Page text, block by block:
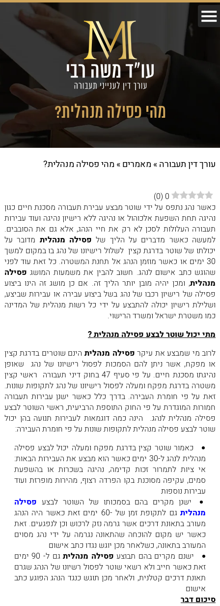
מהי פסילה מנהלית?
עורך דין תעבורה» מאמרים» מהי פסילה מנהלית?
0
(
0
)
כאשר נהג נתפס על ידי שוטר מבצע עבירת תעבורה מסכנת חיים כגון
נהיגה תחת השפעת אלכוהול או נהיגה ללא רישיון נהיגה ועוד עבירות
תעבורה העלולות לסכן לא רק את חיי הנהג, אלא גם את הסובבים.
למעשה כאשר מדברים על הליך של פסילה מנהלית מדובר על
יכולתו של שוטר בדרגת קצין לשלול רישיונו של נהג בו במקום למשך
30 ימים או כאשר מוזמן הנהג אל תחנת המשטרה. כל זאת עוד לפני
שהוגש כתב אישום לנהג. חשוב להבין את משמעות המושג פסילה
מנהלית, ומכן יהיה מובן יותר הליך זה. אם כן מושג זה הינו ביצוע
פסילה של רישיון רכבו של נהג בשל ביצוע עבירה או עבירות שביצע,
ושלילת רישיון יכולה להתבצע על ידי כל רשות מנהלית של המדינה
כמו משטרת ישראל ומשרד הרישוי.
מתי יכול שוטר לבצע פסילה מנהלית ?
לרוב מי שמבצע את עיקר פסילה מנהלית הינם שוטרים בדרגת קצין
או מפקח, אשר ניתן להם הסמכות לפסול רישיונו של נהג שאופן
נהיגתו מסכנת חיים. על פי סעיף 47 בחוק דיני תעבורה ראשי קצין
משטרה בדרגת מפקח ומעלה לפסול רישיונו של נהג לתקופות שונות.
זאת על פי חומרת העבירה. בדרך כלל כאשר ישנן עבירות תעבורה
חמורות המוגדרת על פי החוק התוספת הרביעית, ראשי השוטר לבצע
פסילה מנהלית לנהג. הינה כמה דוגמאות לעבירות תנועה בהן יכול
שוטר לבצע פסילה מנהלית לתקופות שונות על פי חומרת העבירה:
כאמור שוטר קצין בדרגת מפקח ומעלה יכול לבצע פסילה
מנהלית לנהג ל-30 ימים כאשר הוא מבצע את העבירות הבאות:
אי ציות לתמרור זכות קדימה, נהיגה בשכרות או בהשפעת
סמים, עקיפה מסוכנת בקו הפרדה רצוף, מהירות מופרזת ועוד
עבירות נוספות
ישנן מקרים בהם בסמכותו של השוטר לבצע פסילה
מנהלית
גם לתקופת זמן של -60 ימים זאת כאשר היה הנהג
מעורב בתאונת דרכים אשר גרמה נזק לרכוש וכן לנפגעים. זאת
כאשר יש מקום להוכחה שהתאונה נגרמה על ידי נהג מסוים
המעורב בתאונה, כשלאחר מכן יוגש נגדו כתב אישום
ישנם מקרים בהם תבוצע פסילה מנהלית
גם ל- 90 ימים
זאת כאשר חייב ולא רשאי שוטר לפסול רשיונו של הנהג שגרם
תאונת דרכים קטלנית, ולאחר מכן תוגש כנגד הנהג הפוגע כתב
אישום
סיכום דבר